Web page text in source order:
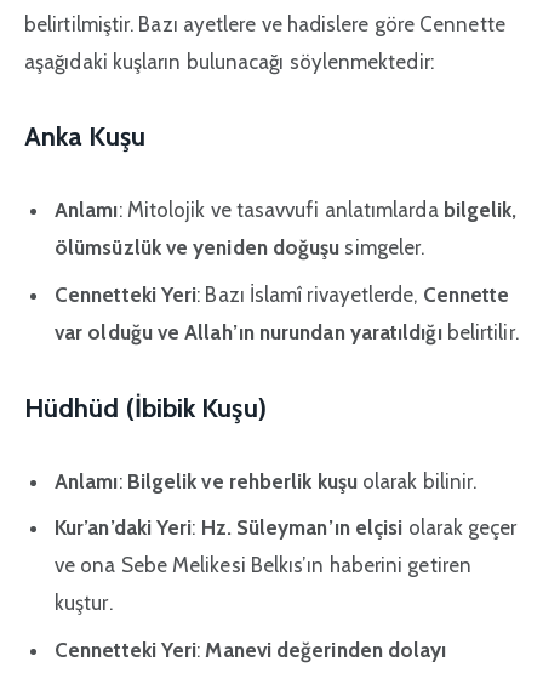
belirtilmiştir. Bazı ayetlere ve hadislere göre Cennette
aşağıdaki kuşların bulunacağı söylenmektedir:
Anka Kuşu
Anlamı: Mitolojik ve tasavvufi anlatımlarda bilgelik,
ölümsüzlük ve yeniden doğuşu simgeler.
Cennetteki Yeri: Bazı İslamî rivayetlerde, Cennette
var olduğu ve Allah’ın nurundan yaratıldığıbelirtilir.
Hüdhüd (İbibik Kuşu)
Anlamı: Bilgelik ve rehberlik kuşuolarak bilinir.
Kur’an’daki Yeri: Hz. Süleyman’ın elçisi olarak geçer
ve ona Sebe Melikesi Belkıs’ın haberini getiren
kuştur.
Cennetteki Yeri: Manevi değerinden dolayı